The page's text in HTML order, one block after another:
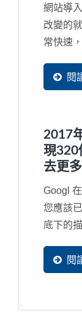
網站導
改變的
常快速
服務每
完整網
閱
2017
現320
去更
Googl
您應該
底下的
容不足
此，如
閱